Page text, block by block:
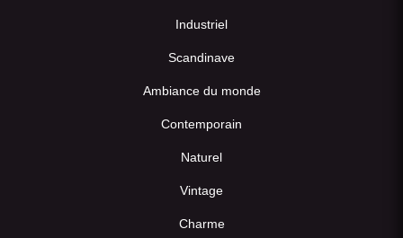
Industriel
Scandinave
Ambiance du monde
Contemporain
Naturel
Vintage
Charme